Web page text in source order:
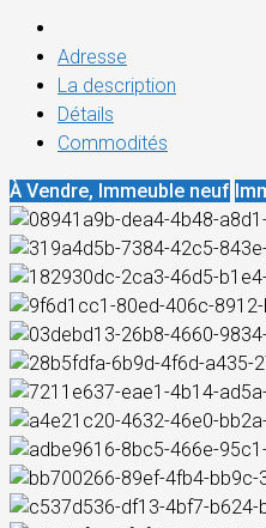
Adresse
La description
Détails
Commodités
À Vendre, Immeuble neuf